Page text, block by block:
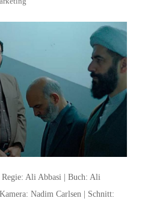
Ali Abbasi | Buch: Ali
Nadim Carlsen | Schnitt: